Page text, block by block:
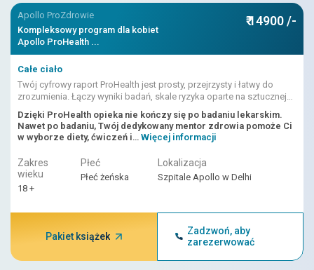
Apollo ProZdrowie
Kompleksowy program dla kobiet
Apollo ProHealth ...
₹ 14900 /-
Całe ciało
Twój cyfrowy raport ProHealth jest prosty, przejrzysty i łatwy do
zrozumienia. Łączy wyniki badań, skale ryzyka oparte na sztucznej
Dzięki ProHealth opieka nie kończy się po badaniu lekarskim.
Nawet po badaniu, Twój dedykowany mentor zdrowia pomoże Ci
w wyborze diety, ćwiczeń i… Więcej informacji
Zakres
wieku
18 +
Płeć
Płeć żeńska
Lokalizacja
Szpitale Apollo w Delhi
Pakiet książek
Zadzwoń, aby
zarezerwować